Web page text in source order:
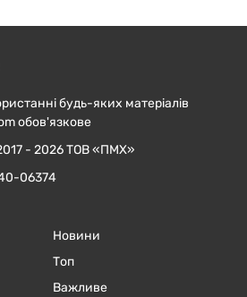
будь-яких матеріалів
обов'язкове
- 2026 ТОВ «ПМХ»
06374
Новини
Топ
Важливе